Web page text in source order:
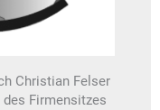
Christian Felser
des Firmensitzes